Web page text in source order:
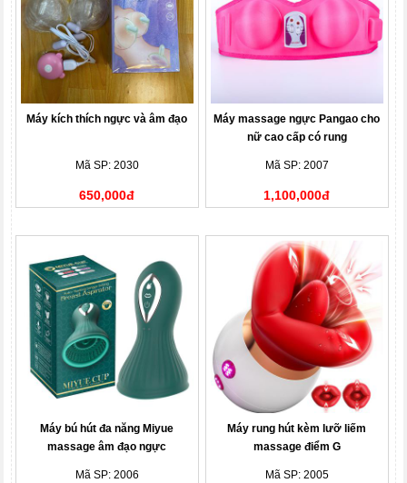
Máy kích thích ngực và âm đạo
Mã SP: 2030
650,000đ
Máy massage ngực Pangao cho
nữ cao cấp có rung
Mã SP: 2007
1,100,000đ
Máy bú hút đa năng Miyue
massage âm đạo ngực
Mã SP: 2006
Máy rung hút kèm lưỡ liếm
massage điểm G
Mã SP: 2005